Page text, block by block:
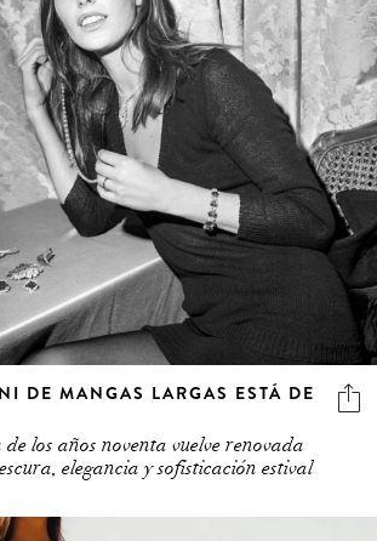
DE MANGAS LARGAS ESTÁ DE
los años noventa vuelve renovada
elegancia y sofisticación estival